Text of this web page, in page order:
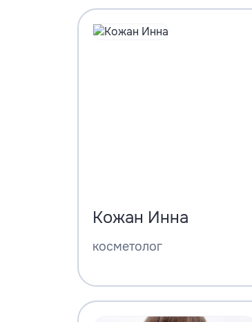
Кожан Инна
косметолог